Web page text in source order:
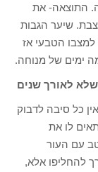
התוצאה- את
שיער הגבות
למצבו הטבעי אז
ימים של מנוחה.
לאורך שנים
כל סיבה לדבוק
לו את
עם העור
להחליפו אלא,